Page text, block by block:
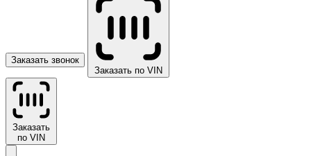
Заказать звонок
Заказать по VIN
Заказать
по VIN